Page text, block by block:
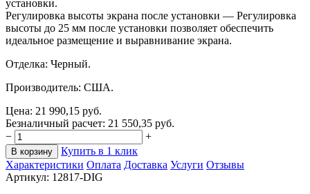
установки.
Регулировка высоты экрана после установки — Регулировка
высоты до 25 мм после установки позволяет обеспечить
идеальное размещение и выравнивание экрана.
Отделка: Черный.
Производитель: США.
Цена: 21 990,15 руб.
Безналичный расчет: 21 550,35 руб.
−
+
В корзину
Купить в 1 клик
Характеристики Оплата Доставка Услуги Отзывы
Артикул: 12817-DIG